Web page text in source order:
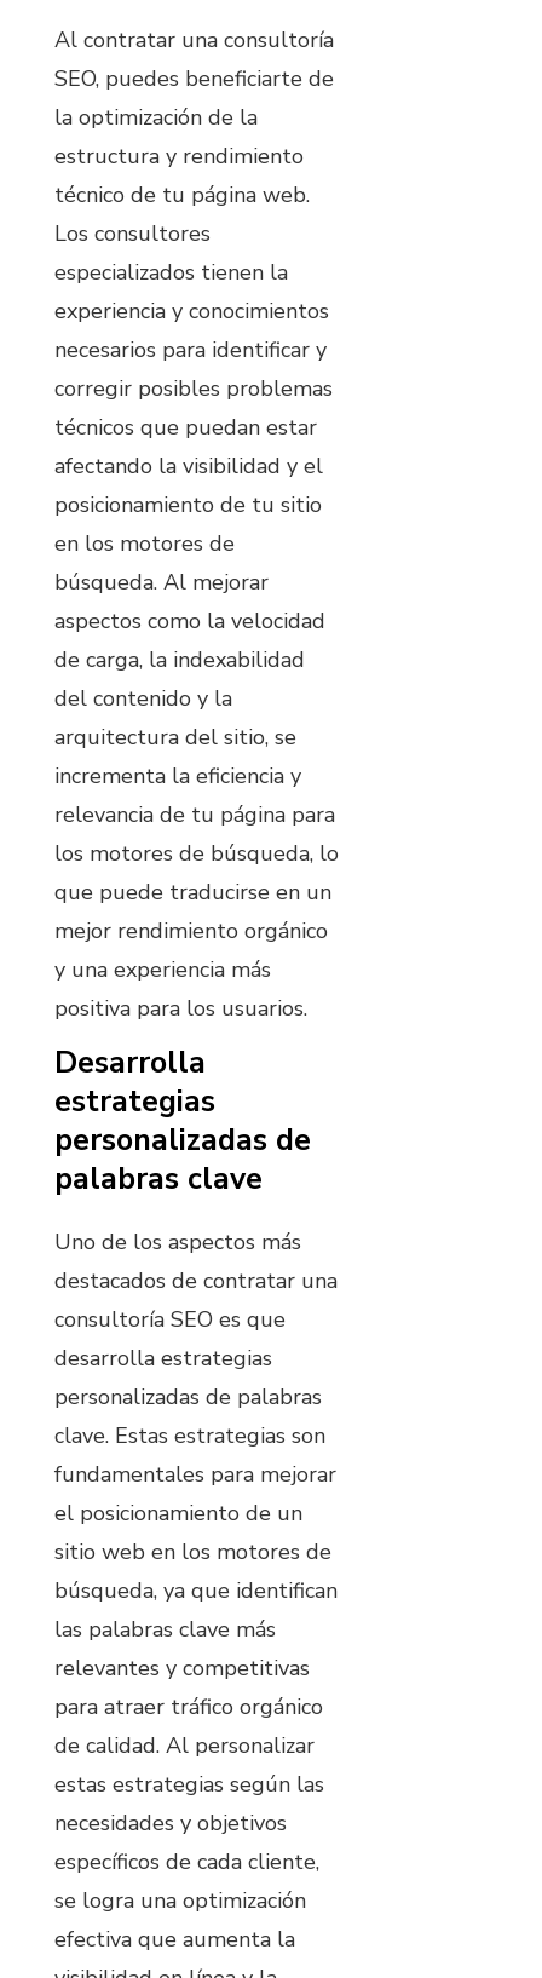
Al contratar una consultoría
SEO, puedes beneficiarte de
la optimización de la
estructura y rendimiento
técnico de tu página web.
Los consultores
especializados tienen la
experiencia y conocimientos
necesarios para identificar y
corregir posibles problemas
técnicos que puedan estar
afectando la visibilidad y el
posicionamiento de tu sitio
en los motores de
búsqueda. Al mejorar
aspectos como la velocidad
de carga, la indexabilidad
del contenido y la
arquitectura del sitio, se
incrementa la eficiencia y
relevancia de tu página para
los motores de búsqueda, lo
que puede traducirse en un
mejor rendimiento orgánico
y una experiencia más
positiva para los usuarios.
Desarrolla
estrategias
personalizadas de
palabras clave
Uno de los aspectos más
destacados de contratar una
consultoría SEO es que
desarrolla estrategias
personalizadas de palabras
clave. Estas estrategias son
fundamentales para mejorar
el posicionamiento de un
sitio web en los motores de
búsqueda, ya que identifican
las palabras clave más
relevantes y competitivas
para atraer tráfico orgánico
de calidad. Al personalizar
estas estrategias según las
necesidades y objetivos
específicos de cada cliente,
se logra una optimización
efectiva que aumenta la